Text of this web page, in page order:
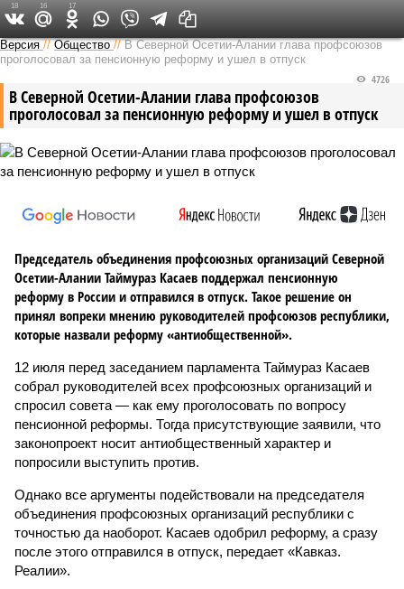
Версия на Кавказе
Версия //Общество //В Северной Осетии-Алании глава профсоюзов
проголосовал за пенсионную реформу и ушел в отпуск
В Северной Осетии-Алании глава профсоюзов
проголосовал за пенсионную реформу и ушел в отпуск
4726
Председатель объединения профсоюзных организаций Северной
Осетии-Алании Таймураз Касаев поддержал пенсионную
реформу в России и отправился в отпуск. Такое решение он
принял вопреки мнению руководителей профсоюзов республики,
которые назвали реформу «антиобщественной».
12 июля перед заседанием парламента Таймураз Касаев
собрал руководителей всех профсоюзных организаций и
спросил совета — как ему проголосовать по вопросу
пенсионной реформы. Тогда присутствующие заявили, что
законопроект носит антиобщественный характер и
попросили выступить против.
Однако все аргументы подействовали на председателя
объединения профсоюзных организаций республики с
точностью да наоборот. Касаев одобрил реформу, а сразу
после этого отправился в отпуск, передает «Кавказ.
Реалии».
18 16 17